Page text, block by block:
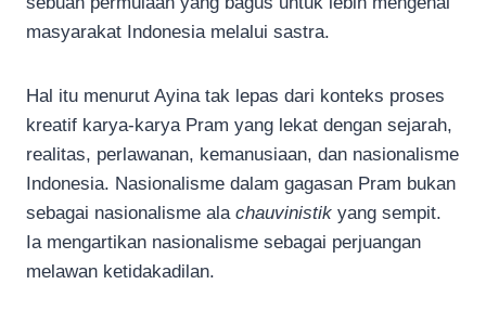
masyarakat Indonesia melalui sastra.
Hal itu menurut Ayina tak lepas dari konteks proses
kreatif karya-karya Pram yang lekat dengan sejarah,
realitas, perlawanan, kemanusiaan, dan nasionalisme
Indonesia. Nasionalisme dalam gagasan Pram bukan
sebagai nasionalisme ala chauvinistik yang sempit.
Ia mengartikan nasionalisme sebagai perjuangan
melawan ketidakadilan.